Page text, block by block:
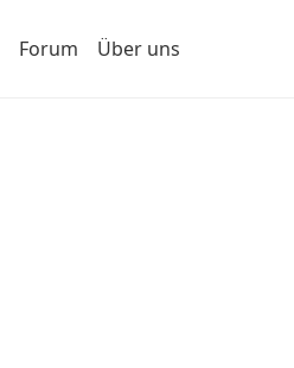
Forum Über uns